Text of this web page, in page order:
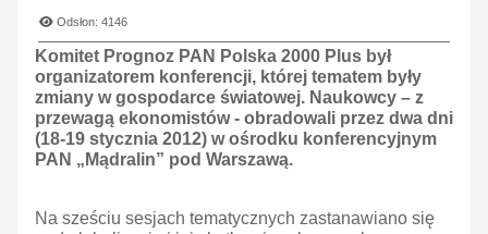
Odsłon: 4146
Komitet Prognoz PAN Polska 2000 Plus był
organizatorem konferencji, której tematem były
zmiany w gospodarce światowej. Naukowcy – z
przewagą ekonomistów - obradowali przez dwa dni
(18-19 stycznia 2012) w ośrodku konferencyjnym
PAN „Mądralin” pod Warszawą.
Na sześciu sesjach tematycznych zastanawiano się